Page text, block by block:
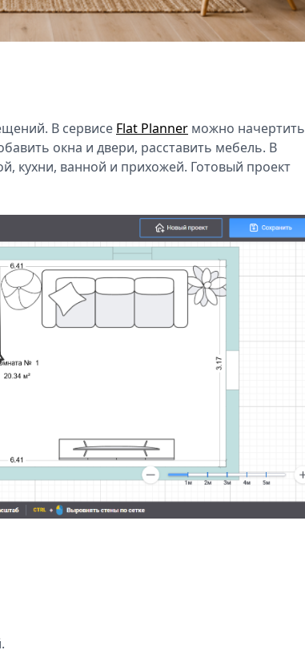
В сервисе Flat Planner можно начертить
окна и двери, расставить мебель. В
кухни, ванной и прихожей. Готовый проект